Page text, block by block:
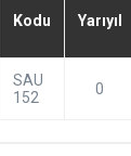
Kodu Yarıyıl
SAU
152
0